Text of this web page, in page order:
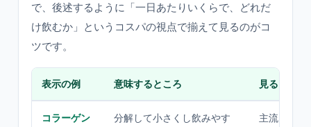
で、後述するように「一日あたりいくらで、どれだ
け飲むか」というコスパの視点で揃えて見るのがコ
ツです。
表示の例 意味するところ 見るときの
コラーゲン
分解して小さくし飲みやす
主流。味・